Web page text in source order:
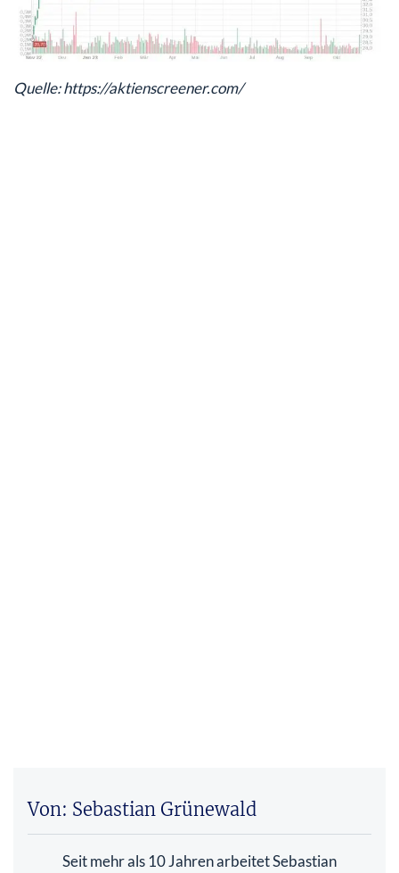
Quelle: https://aktienscreener.com/
Von: Sebastian Grünewald
Seit mehr als 10 Jahren arbeitet Sebastian